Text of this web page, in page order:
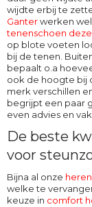
wijdte erbij te
Ganterwerken
tenenschoen
op blote voeten
bij de tenen.
bepaalt o.a
ook de hoogte bij
merk verschillen
begrijpt een paar
even advies en
De beste
voor
Bijna al onze
welke te
keuze in comfort